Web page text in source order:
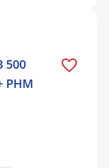
500
PHM